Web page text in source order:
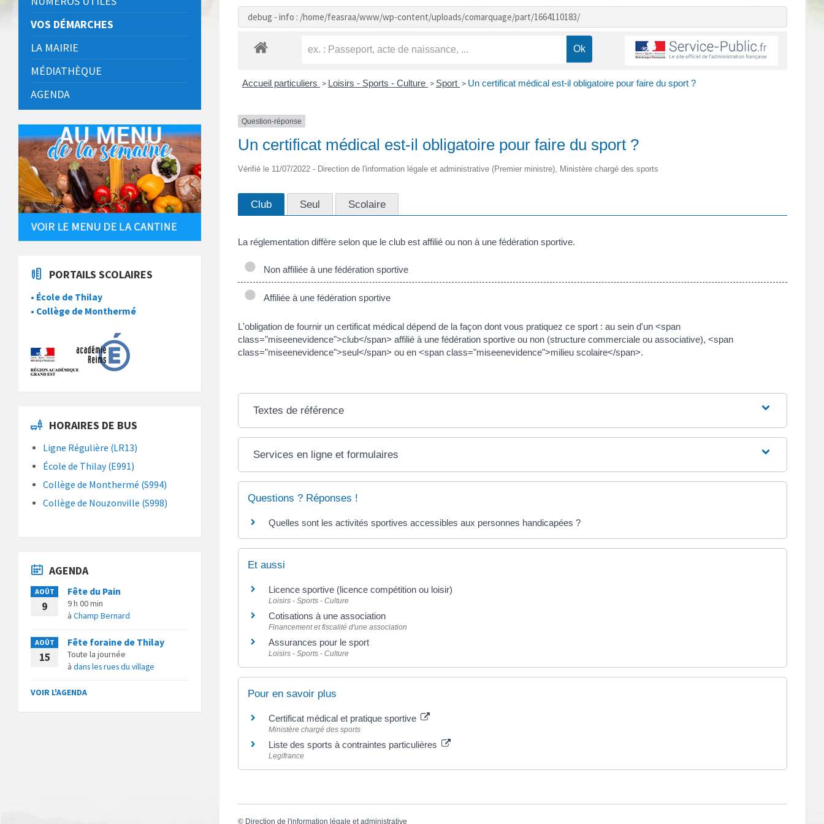
debug - info : /home/feasraa/www/wp-content/uploads/comarquage/part/1664110183/
Accueil particuliers > Loisirs - Sports - Culture > Sport > Un certificat médical est-il obligatoire pour faire du sport ?
Question-réponse
Un certificat médical est-il obligatoire pour faire du sport ?
Vérifié le 11/07/2022 - Direction de l'information légale et administrative (Premier ministre), Ministère chargé des sports
Club Seul Scolaire
La réglementation diffère selon que le club est affilié ou non à une fédération sportive.
Non affiliée à une fédération sportive
Affiliée à une fédération sportive
L'obligation de fournir un certificat médical dépend de la façon dont vous pratiquez ce sport : au sein d'un <span
class="miseenevidence">club</span> affilié à une fédération sportive ou non (structure commerciale ou associative), <span
class="miseenevidence">seul</span> ou en <span class="miseenevidence">milieu scolaire</span>.
Textes de référence
Services en ligne et formulaires
Questions ? Réponses !
Quelles sont les activités sportives accessibles aux personnes handicapées ?
Et aussi
Licence sportive (licence compétition ou loisir)
Loisirs - Sports - Culture
Cotisations à une association
Financement et fiscalité d'une association
Assurances pour le sport
Loisirs - Sports - Culture
Pour en savoir plus
Certificat médical et pratique sportive
Ministère chargé des sports
Liste des sports à contraintes particulières
Legifrance
© Direction de l'information légale et administrative
VOS DÉMARCHES
LA MAIRIE
MÉDIATHÈQUE
AGENDA
PORTAILS SCOLAIRES
• École de Thilay
• Collège de Monthermé
HORAIRES DE BUS
Ligne Régulière (LR13)
École de Thilay (E991)
Collège de Monthermé (S994)
Collège de Nouzonville (S998)
AGENDA
AOÛT
9
Fête du Pain
9 h 00 min
à Champ Bernard
AOÛT
15
Fête foraine de Thilay
Toute la journée
à dans les rues du village
VOIR L'AGENDA